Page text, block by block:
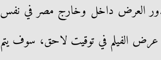
دور العرض داخل وخارج مصر في نفس
عرض الفيلم في توقيت لاحق، سوف يتم